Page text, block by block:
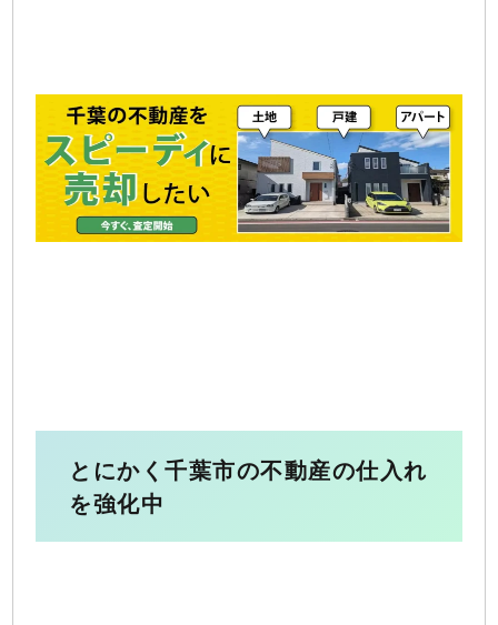
とにかく千葉市の不動産の仕入れ
を強化中